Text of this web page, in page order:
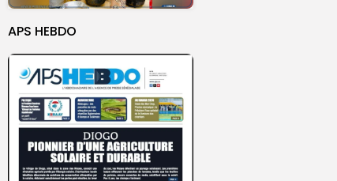
APS HEBDO